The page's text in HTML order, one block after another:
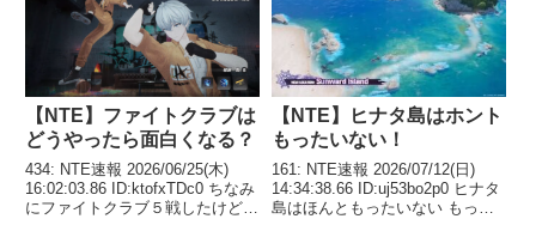
【NTE】ファイトクラブは
どうやったら面白くなる？
434: NTE速報 2026/06/25(木)
16:02:03.86 ID:ktofxTDc0 ちなみ
にファイトクラブ５戦したけど未
【NTE】ヒナタ島はホント
もったいない！
161: NTE速報 2026/07/12(日)
14:34:38.66 ID:uj53bo2p0 ヒナタ
島はほんともったいない もっと